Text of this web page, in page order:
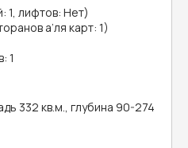
1, лифтов: Нет)
а’ля карт: 1)
1
332 кв.м., глубина 90-274